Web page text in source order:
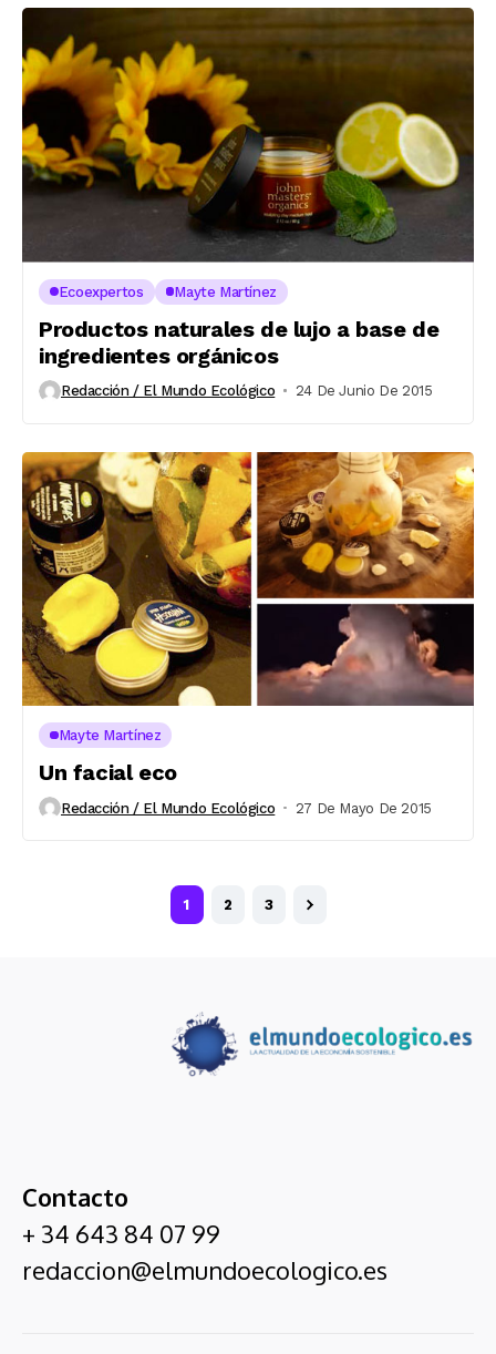
Ecoexpertos Mayte Martínez
Productos naturales de lujo a base de
ingredientes orgánicos
Redacción / El Mundo Ecológico 24 De Junio De 2015
Mayte Martínez
Un facial eco
Redacción / El Mundo Ecológico 27 De Mayo De 2015
1 2 3
Contacto
+ 34 643 84 07 99
redaccion@elmundoecologico.es